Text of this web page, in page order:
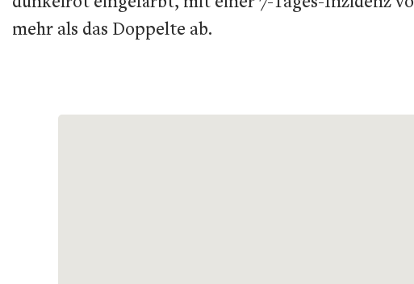
mehr als das Doppelte ab.